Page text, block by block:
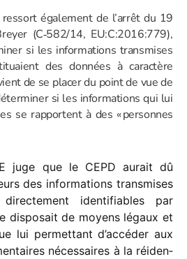
égale­ment de l’arrêt du 19
(C‑582/​14, EU:C:2016:779),
si les infor­ma­tions trans­mises
des données à carac­tère
de se placer du point de vue de
si les infor­ma­tions qui lui
se rapportent à des « personnes
juge que le CEPD aurait dû
des infor­ma­tions trans­mises
iden­ti­fiables par
dispo­sait de moyens légaux et
lui permet­tant d’accéder aux
néces­saires à la réiden­